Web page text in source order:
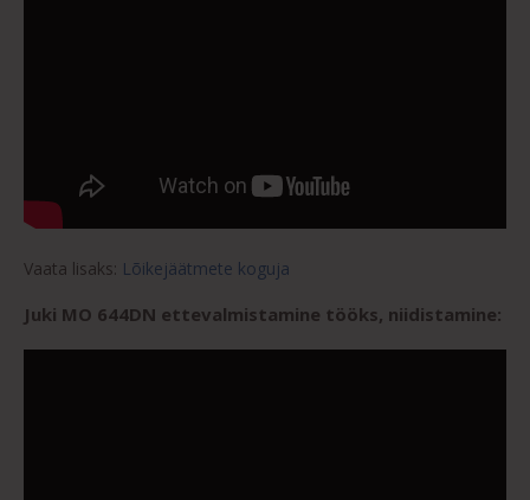
Vaata lisaks: Lõikejäätmete koguja
Juki MO 644DN ettevalmistamine tööks, niidistamine: